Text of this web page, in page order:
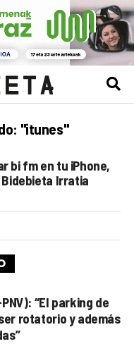
"itunes"
bi fm en tu iPhone,
Irratia
“El parking de
rotatorio y además